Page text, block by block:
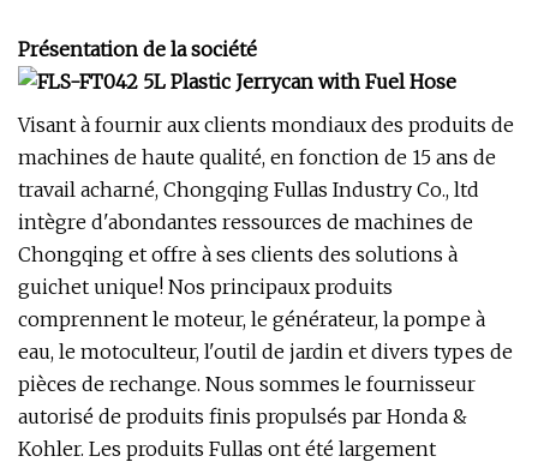
Présentation de la société
Visant à fournir aux clients mondiaux des produits de
machines de haute qualité, en fonction de 15 ans de
travail acharné, Chongqing Fullas Industry Co., ltd
intègre d'abondantes ressources de machines de
Chongqing et offre à ses clients des solutions à
guichet unique! Nos principaux produits
comprennent le moteur, le générateur, la pompe à
eau, le motoculteur, l'outil de jardin et divers types de
pièces de rechange. Nous sommes le fournisseur
autorisé de produits finis propulsés par Honda &
Kohler. Les produits Fullas ont été largement